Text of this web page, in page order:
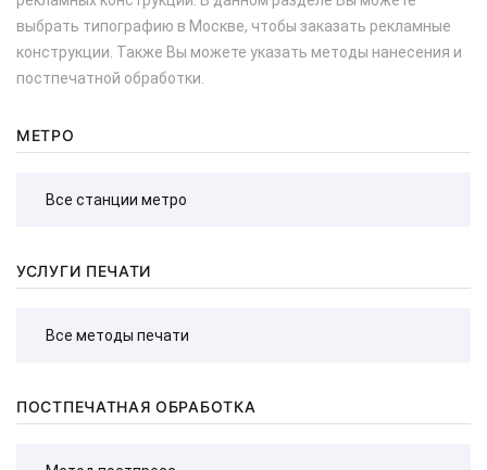
выбрать типографию в Москве, чтобы заказать рекламные
конструкции. Также Вы можете указать методы нанесения и
постпечатной обработки.
МЕТРО
УСЛУГИ ПЕЧАТИ
ПОСТПЕЧАТНАЯ ОБРАБОТКА